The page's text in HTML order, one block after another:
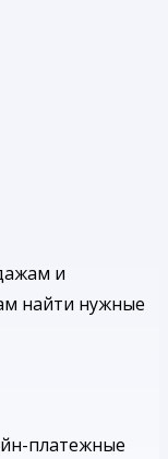
и
найти нужные
платежные